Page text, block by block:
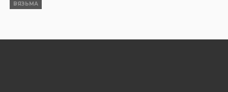
ВЯЗЬМА